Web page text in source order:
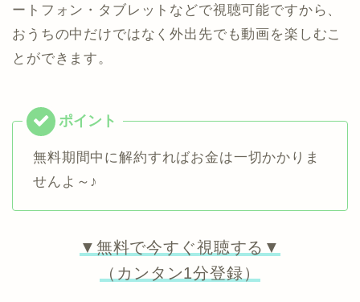
ートフォン・タブレットなどで視聴可能ですから、
おうちの中だけではなく外出先でも動画を楽しむこ
とができます。
無料期間中に解約すればお金は一切かかりま
せんよ～♪
▼無料で今すぐ視聴する▼
（カンタン1分登録）